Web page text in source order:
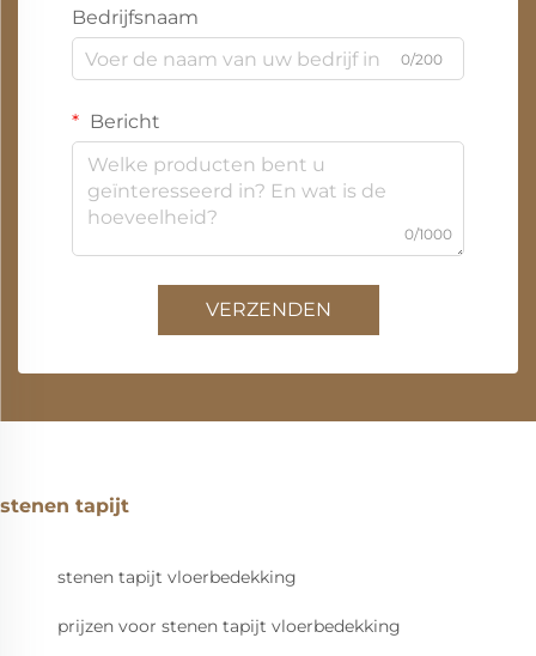
Bedrijfsnaam
0/200
Bericht
0/1000
VERZENDEN
stenen tapijt
stenen tapijt vloerbedekking
prijzen voor stenen tapijt vloerbedekking